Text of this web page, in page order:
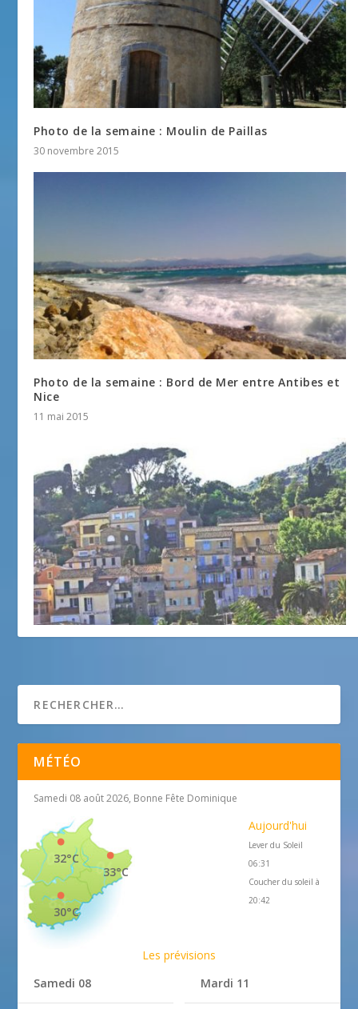
Photo de la semaine : Moulin de Paillas
30 novembre 2015
Photo de la semaine : Bord de Mer entre Antibes et
Nice
11 mai 2015
MÉTÉO
Samedi 08 août 2026, Bonne Fête Dominique
33°C
32°C
30°C
Aujourd'hui
Lever du Soleil
06:31
Coucher du soleil à
20:42
Les prévisions
Samedi 08
Mardi 11